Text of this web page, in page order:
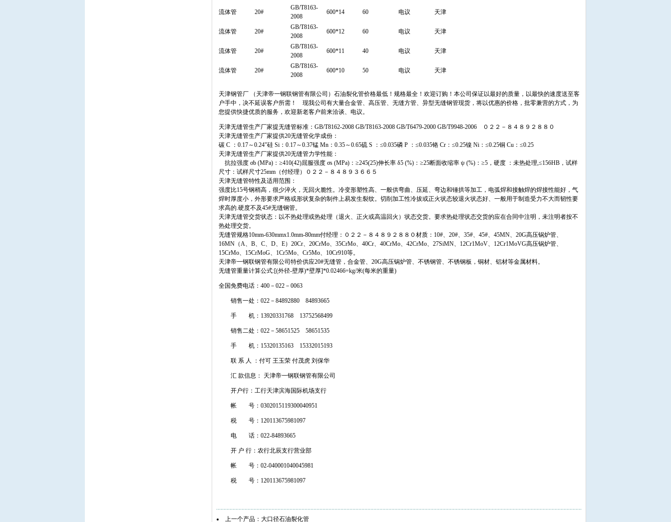
流体管 20#
GB/T8163-
2008
600*14 60 电议 天津
流体管 20#
GB/T8163-
2008
600*12 60 电议 天津
流体管 20#
GB/T8163-
2008
600*11 40 电议 天津
流体管 20#
GB/T8163-
2008
600*10 50 电议 天津
天津钢管厂 （天津帝一钢联钢管有限公司）石油裂化管价格最低！规格最全！欢迎订购！本公司保证以最好的质量，以最快的速度送至客
户手中，决不延误客户所需！
现我公司有大量合金管、高压管、无缝方管、异型无缝钢管现货，将以优惠的价格，批零兼营的方式，为
您提供快捷优质的服务，欢迎新老客户前来洽谈、电议。
天津无缝管生产厂家提无缝管标准：GB/T8162-2008 GB/T8163-2008 GB/T6479-2000 GB/T9948-2006 ０２２－８４８９２８８０
天津无缝管生产厂家提供20无缝管化学成份：
碳 C ：0.17～0.24"硅 Si：0.17～0.37锰 Mn：0.35～0.65硫 S ：≤0.035磷 P ：≤0.035铬 Cr：≤0.25镍 Ni：≤0.25铜 Cu：≤0.25
天津无缝管生产厂家提供20无缝管力学性能：
抗拉强度 σb (MPa)：≥410(42)屈服强度 σs (MPa)：≥245(25)伸长率 δ5 (%)：≥25断面收缩率 ψ (%)：≥5，硬度 ：未热处理,≤156HB，试样
尺寸：试样尺寸25mm（付经理）０２２－８４８９３６６５
天津无缝管特性及适用范围：
强度比15号钢稍高，很少淬火，无回火脆性。冷变形塑性高、一般供弯曲、压延、弯边和锤拱等加工，电弧焊和接触焊的焊接性能好，气
焊时厚度小，外形要求严格或形状复杂的制件上易发生裂纹。切削加工性冷拔或正火状态较退火状态好、一般用于制造受力不大而韧性要
求高的.硬度不及45#无缝钢管。
天津无缝管交货状态：以不热处理或热处理（退火、正火或高温回火）状态交货。要求热处理状态交货的应在合同中注明，未注明者按不
热处理交货。
无缝管规格10mm-630mmx1.0mm-80mm付经理：０２２－８４８９２８８０材质：10#、20#、35#、45#、45MN、20G高压锅炉管、
16MN（A、B、C、D、E）20Cr、20CrMo、35CrMo、40Cr、40CrMo、42CrMo、27SiMN、12Cr1MoV、12Cr1MoVG高压锅炉管、
15CrMo、15CrMoG、1Cr5Mo、Cr5Mo、10Cr910等。
天津帝一钢联钢管有限公司特价供应20#无缝管，合金管、20G高压锅炉管、不锈钢管、不锈钢板，铜材、铝材等金属材料。
无缝管重量计算公式:[(外径-壁厚)*壁厚]*0.02466=kg/米(每米的重量)
全国免费电话： 400－ 022－ 0063
销售一处： 022－ 84892880 84893665
手 机： 13920331768 13752568499
销售二处： 022－ 58651525 58651535
手 机： 15320135163 15332015193
联 系 人 ：付可 王玉荣 付茂虎 刘保华
汇 款信息： 天津帝一钢联钢管有限公司
开户行：工行天津滨海国际机场支行
帐 号： 0302015119300040951
税 号： 120113675981097
电 话： 022-84893665
开 户 行：农行北辰支行营业部
帐 号： 02-040001040045981
税 号： 120113675981097
上一个产品： 大口径石油裂化管